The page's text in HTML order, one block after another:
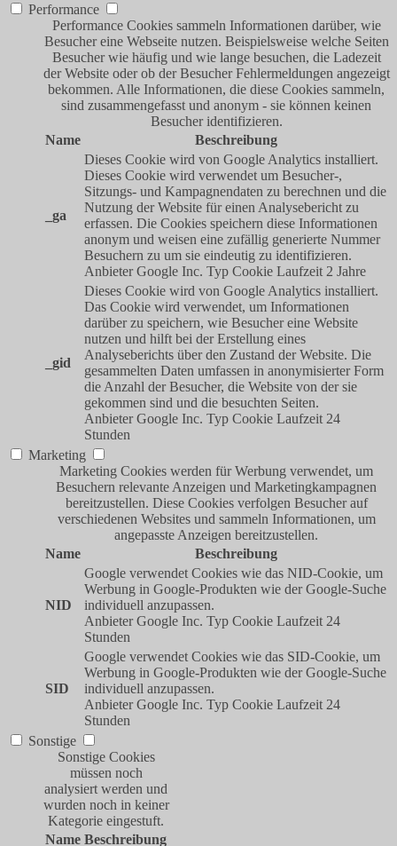
Performance
Performance Cookies sammeln Informationen darüber, wie
Besucher eine Webseite nutzen. Beispielsweise welche Seiten
Besucher wie häufig und wie lange besuchen, die Ladezeit
der Website oder ob der Besucher Fehlermeldungen angezeigt
bekommen. Alle Informationen, die diese Cookies sammeln,
sind zusammengefasst und anonym - sie können keinen
Besucher identifizieren.
Name
Beschreibung
_ga
Dieses Cookie wird von Google Analytics installiert.
Dieses Cookie wird verwendet um Besucher-,
Sitzungs- und Kampagnendaten zu berechnen und die
Nutzung der Website für einen Analysebericht zu
erfassen. Die Cookies speichern diese Informationen
anonym und weisen eine zufällig generierte Nummer
Besuchern zu um sie eindeutig zu identifizieren.
Anbieter Google Inc. Typ Cookie Laufzeit 2 Jahre
_gid
Dieses Cookie wird von Google Analytics installiert.
Das Cookie wird verwendet, um Informationen
darüber zu speichern, wie Besucher eine Website
nutzen und hilft bei der Erstellung eines
Analyseberichts über den Zustand der Website. Die
gesammelten Daten umfassen in anonymisierter Form
die Anzahl der Besucher, die Website von der sie
gekommen sind und die besuchten Seiten.
Anbieter Google Inc. Typ Cookie Laufzeit 24
Stunden
Marketing
Marketing Cookies werden für Werbung verwendet, um
Besuchern relevante Anzeigen und Marketingkampagnen
bereitzustellen. Diese Cookies verfolgen Besucher auf
verschiedenen Websites und sammeln Informationen, um
angepasste Anzeigen bereitzustellen.
Name
Beschreibung
NID
Google verwendet Cookies wie das NID-Cookie, um
Werbung in Google-Produkten wie der Google-Suche
individuell anzupassen.
Anbieter Google Inc. Typ Cookie Laufzeit 24
Stunden
SID
Google verwendet Cookies wie das SID-Cookie, um
Werbung in Google-Produkten wie der Google-Suche
individuell anzupassen.
Anbieter Google Inc. Typ Cookie Laufzeit 24
Stunden
Sonstige
Sonstige Cookies
müssen noch
analysiert werden und
wurden noch in keiner
Kategorie eingestuft.
Name Beschreibung